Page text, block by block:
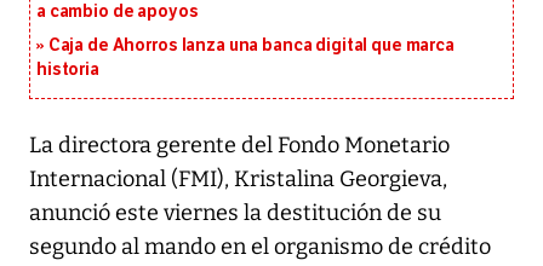
a cambio de apoyos
Caja de Ahorros lanza una banca digital que marca
historia
La directora gerente del Fondo Monetario
Internacional (FMI), Kristalina Georgieva,
anunció este viernes la destitución de su
segundo al mando en el organismo de crédito